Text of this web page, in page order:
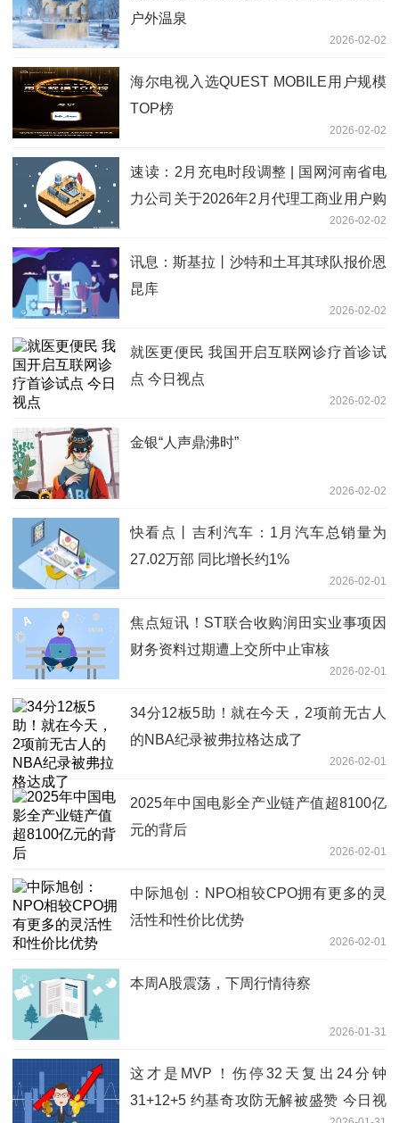
户外温泉
2026-02-02
海尔电视入选QUEST MOBILE用户规模
TOP榜
2026-02-02
速读：2月充电时段调整 | 国网河南省电
力公司关于2026年2月代理工商业用户购
2026-02-02
讯息：斯基拉丨沙特和土耳其球队报价恩
昆库
2026-02-02
就医更便民 我国开启互联网诊疗首诊试
点 今日视点
2026-02-02
金银“人声鼎沸时”
2026-02-02
快看点丨吉利汽车：1月汽车总销量为
27.02万部 同比增长约1%
2026-02-01
焦点短讯！ST联合收购润田实业事项因
财务资料过期遭上交所中止审核
2026-02-01
34分12板5助！就在今天，2项前无古人
的NBA纪录被弗拉格达成了
2026-02-01
2025年中国电影全产业链产值超8100亿
元的背后
2026-02-01
中际旭创：NPO相较CPO拥有更多的灵
活性和性价比优势
2026-02-01
本周A股震荡，下周行情待察
2026-01-31
这才是MVP！伤停32天复出24分钟
31+12+5 约基奇攻防无解被盛赞 今日视